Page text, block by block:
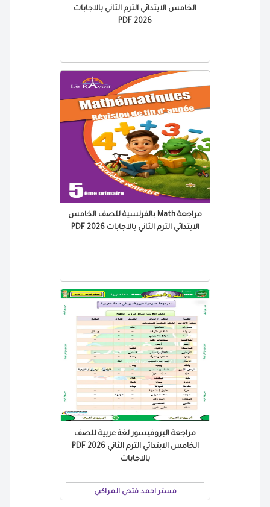
الخامس الابتدائي الترم الثاني بالاجابات
2026 PDF
مراجعة Math بالفرنسية للصف الخامس
الابتدائي الترم الثاني بالاجابات 2026 PDF
مراجعة البروفيسور لغة عربية للصف
الخامس الابتدائي الترم الثاني 2026 PDF
بالاجابات
مستر احمد فتحي المراكبي